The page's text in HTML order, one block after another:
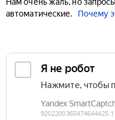
автоматические.
Почему